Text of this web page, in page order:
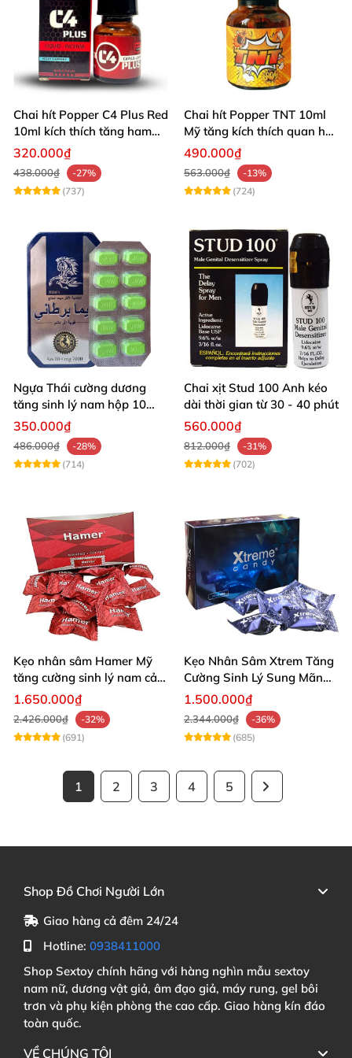
Chai hít Popper C4 Plus Red
10ml kích thích tăng ham
muốn
320.000₫
438.000₫
-27%
(737)
Chai hít Popper TNT 10ml
Mỹ tăng kích thích quan hệ
sảng khoái
490.000₫
563.000₫
-13%
(724)
Ngựa Thái cường dương
tăng sinh lý nam hộp 10
viên cao cấp chuẩn Thái
350.000₫
486.000₫
-28%
(714)
Chai xịt Stud 100 Anh kéo
dài thời gian từ 30 - 40 phút
560.000₫
812.000₫
-31%
(702)
Kẹo nhân sâm Hamer Mỹ
tăng cường sinh lý nam cải
thiện sức khỏe
1.650.000₫
2.426.000₫
-32%
(691)
Kẹo Nhân Sâm Xtrem Tăng
Cường Sinh Lý Sung Mãn
Khi Lâm Trận
1.500.000₫
2.344.000₫
-36%
(685)
1 2 3 4 5
Shop Đồ Chơi Người Lớn
Giao hàng cả đêm 24/24
Hotline: 0938411000
Shop Sextoy chính hãng với hàng nghìn mẫu sextoy
nam nữ, dương vật giả, âm đạo giả, máy rung, gel bôi
trơn và phụ kiện phòng the cao cấp. Giao hàng kín đáo
toàn quốc.
VỀ CHÚNG TÔI